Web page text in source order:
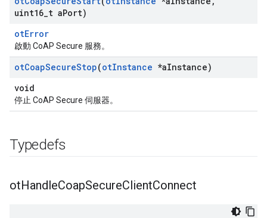
uint16 t aPort)
otError
啟動 CoAP Secure 服務。
otCoapSecureStop(otInstance *aInstance)
void
停止 CoAP Secure 伺服器。
Typedefs
otHandleCoapSecureClientConnect